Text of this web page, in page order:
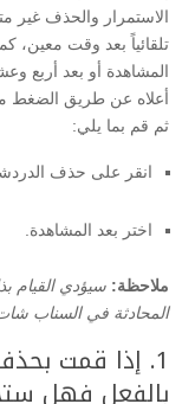
الاستمرار والحذف غير
تلقائياً بعد وقت معين،
المشاهدة أو بعد أربع
أعلاه عن طريق الضغط
ثم قم بما يلي:
انقر على حذف
اختر بعد المشاهدة.
ملاحظة: سيؤدي القيام
المحادثة في السناب
1. إذا قمت
بالفعل فهل